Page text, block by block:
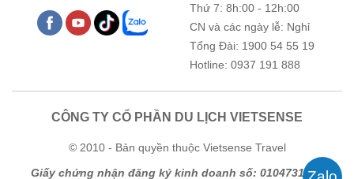
Thứ 7: 8h:00 - 12h:00
CN và các ngày lễ: Nghỉ
Tổng Đài: 1900 54 55 19
Hotline: 0937 191 888
CÔNG TY CỔ PHẦN DU LỊCH VIETSENSE
© 2010 - Bản quyền thuộc Vietsense Travel
Giấy chứng nhận đăng ký kinh doanh số: 0104731205